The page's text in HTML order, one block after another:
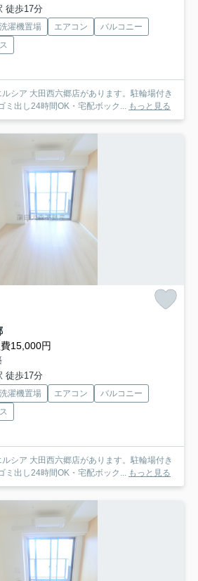
徒歩17分
濯機置場 エアコン
バルコニー
シア 大田西六郷店があります。駐輪場付き
ミ出し24時間OK・宅配ボック... もっと見る
15,000円
徒歩17分
濯機置場 エアコン
バルコニー
シア 大田西六郷店があります。駐輪場付き
ミ出し24時間OK・宅配ボック...
もっと見る